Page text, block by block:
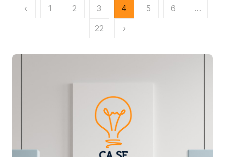
Pagination
‹ 1 2 3 4 5 6
…
22
›